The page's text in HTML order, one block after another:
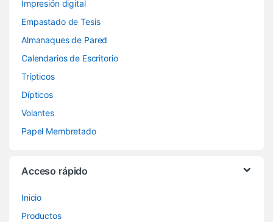
Impresión digital
Empastado de Tesis
Almanaques de Pared
Calendarios de Escritorio
Trípticos
Dípticos
Volantes
Papel Membretado
Acceso rápido
Inicio
Productos